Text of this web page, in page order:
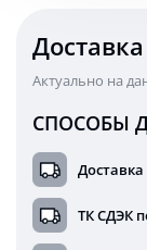
Актуально на
СПОСОБЫ
ТК СДЭК